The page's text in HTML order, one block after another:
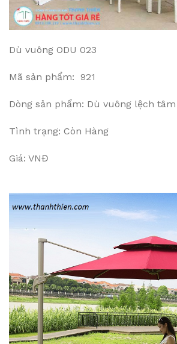
Dù vuông ODU 023
Mã sản phẩm: 921
Dòng sản phẩm: Dù vuông lệch tâm
Tình trạng: Còn Hàng
Giá: VNĐ